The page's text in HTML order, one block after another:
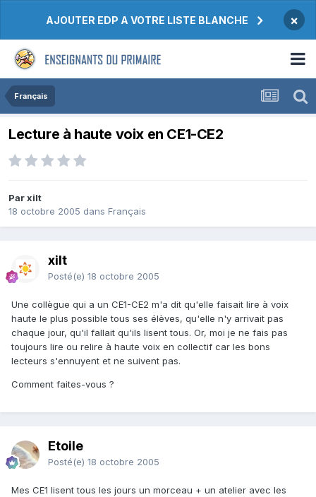
AJOUTER EDP A VOTRE LISTE BLANCHE ×
Français
Lecture à haute voix en CE1-CE2
Par xilt
18 octobre 2005 dans Français
xilt
Posté(e) 18 octobre 2005
Une collègue qui a un CE1-CE2 m'a dit qu'elle faisait lire à voix
haute le plus possible tous ses élèves, qu'elle n'y arrivait pas
chaque jour, qu'il fallait qu'ils lisent tous. Or, moi je ne fais pas
toujours lire ou relire à haute voix en collectif car les bons
lecteurs s'ennuyent et ne suivent pas.
Comment faites-vous ?
Etoile
Posté(e) 18 octobre 2005
Mes CE1 lisent tous les jours un morceau + un atelier avec les